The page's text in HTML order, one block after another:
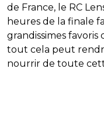
de France, le RC
heures de la finale
grandissimes
tout cela peut
nourrir de toute